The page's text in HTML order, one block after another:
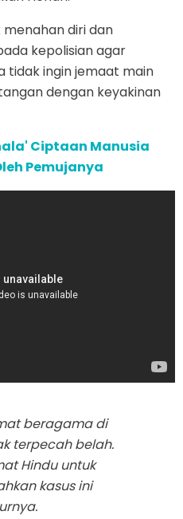
diri dan
kepolisian agar
tidak ingin jemaat main
dengan keyakinan
Ciptaan Manusia
Pemujanya
beragama di
terpecah belah.
Hindu untuk
kasus ini